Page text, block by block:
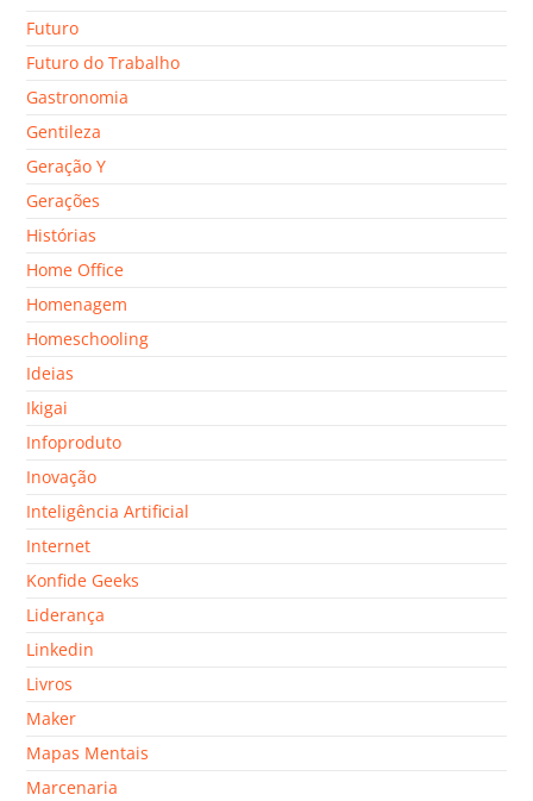
Futuro
Futuro do Trabalho
Gastronomia
Gentileza
Geração Y
Gerações
Histórias
Home Office
Homenagem
Homeschooling
Ideias
Ikigai
Infoproduto
Inovação
Inteligência Artificial
Internet
Konfide Geeks
Liderança
Linkedin
Livros
Maker
Mapas Mentais
Marcenaria